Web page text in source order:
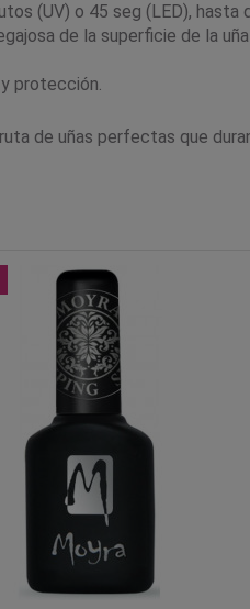
(UV) o 45 seg (LED),
de la superficie de la
protección.
de uñas perfectas que